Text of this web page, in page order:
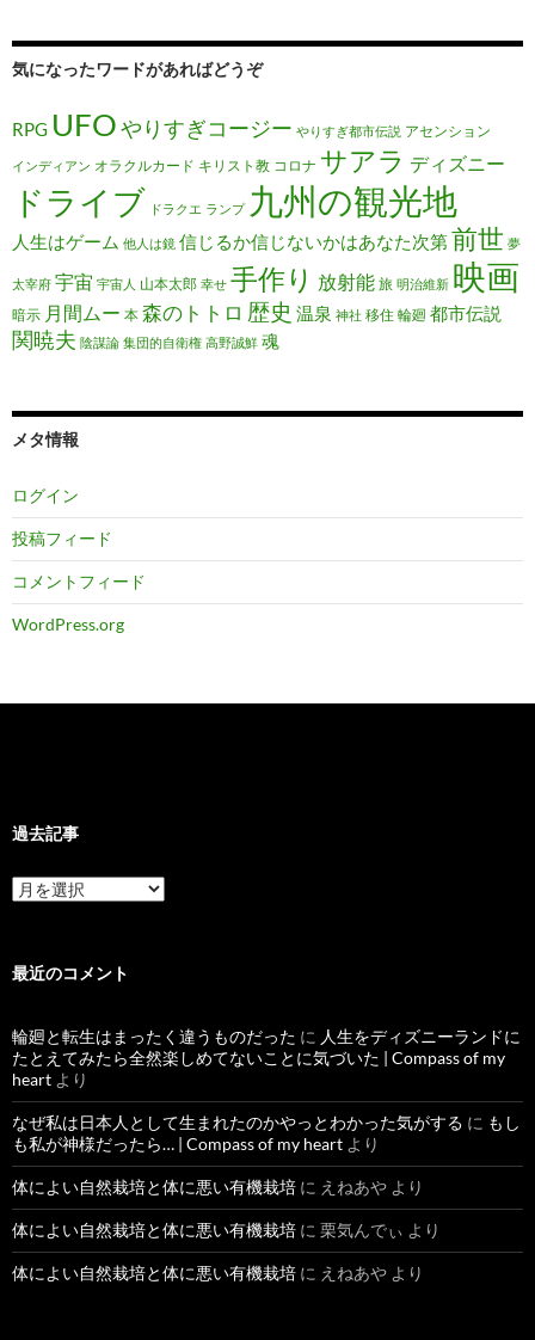
気になったワードがあればどうぞ
RPG UFOやりすぎコージー やりすぎ都市伝説 アセンション
インディアン オラクルカード キリスト教 コロナ サアラ ディズニー
ドライブ ドラクエ ランプ 九州の観光地
人生はゲーム 他人は鏡 信じるか信じないかはあなた次第前世 夢
太宰府 宇宙 宇宙人 山本太郎 幸せ 手作り 放射能 旅 明治維新 映画
暗示 月間ムー 本 森のトトロ 歴史 温泉 神社 移住 輪廻 都市伝説
関暁夫 陰謀論 集団的自衛権 高野誠鮮 魂
メタ情報
ログイン
投稿フィード
コメントフィード
WordPress.org
過去記事
過
去
最近のコメント
輪廻と転生はまったく違うものだった に 人生をディズニーランドに
たとえてみたら全然楽しめてないことに気づいた | Compass of my
heart より
なぜ私は日本人として生まれたのかやっとわかった気がする に もし
も私が神様だったら… | Compass of my heart より
体によい自然栽培と体に悪い有機栽培 に えねあや より
体によい自然栽培と体に悪い有機栽培 に 栗気んでぃ より
体によい自然栽培と体に悪い有機栽培 に えねあや より